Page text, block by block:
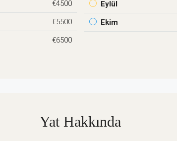
€4500
€5500
€6500
Eylül
Ekim
Yat Hakkında